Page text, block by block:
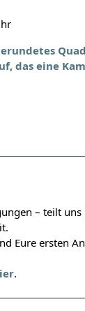
– teilt uns
Eure ersten
.